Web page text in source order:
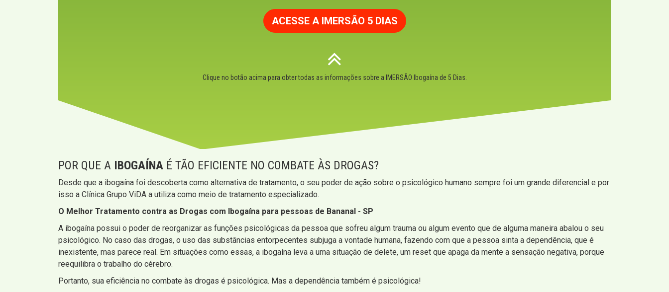
ACESSE A IMERSÃO 5 DIAS
Clique no botão acima para obter todas as informações sobre a IMERSÃO Ibogaína de 5 Dias.
POR QUE A IBOGAÍNA É TÃO EFICIENTE NO COMBATE ÀS DROGAS?
Desde que a ibogaína foi descoberta como alternativa de tratamento, o seu poder de ação sobre o psicológico humano sempre foi um grande diferencial e por
isso a Clínica Grupo ViDA a utiliza como meio de tratamento especializado.
O Melhor Tratamento contra as Drogas com Ibogaína para pessoas de Bananal - SP
A ibogaína possui o poder de reorganizar as funções psicológicas da pessoa que sofreu algum trauma ou algum evento que de alguma maneira abalou o seu
psicológico. No caso das drogas, o uso das substâncias entorpecentes subjuga a vontade humana, fazendo com que a pessoa sinta a dependência, que é
inexistente, mas parece real. Em situações como essas, a ibogaína leva a uma situação de delete, um reset que apaga da mente a sensação negativa, porque
reequilibra o trabalho do cérebro.
Portanto, sua eficiência no combate às drogas é psicológica. Mas a dependência também é psicológica!